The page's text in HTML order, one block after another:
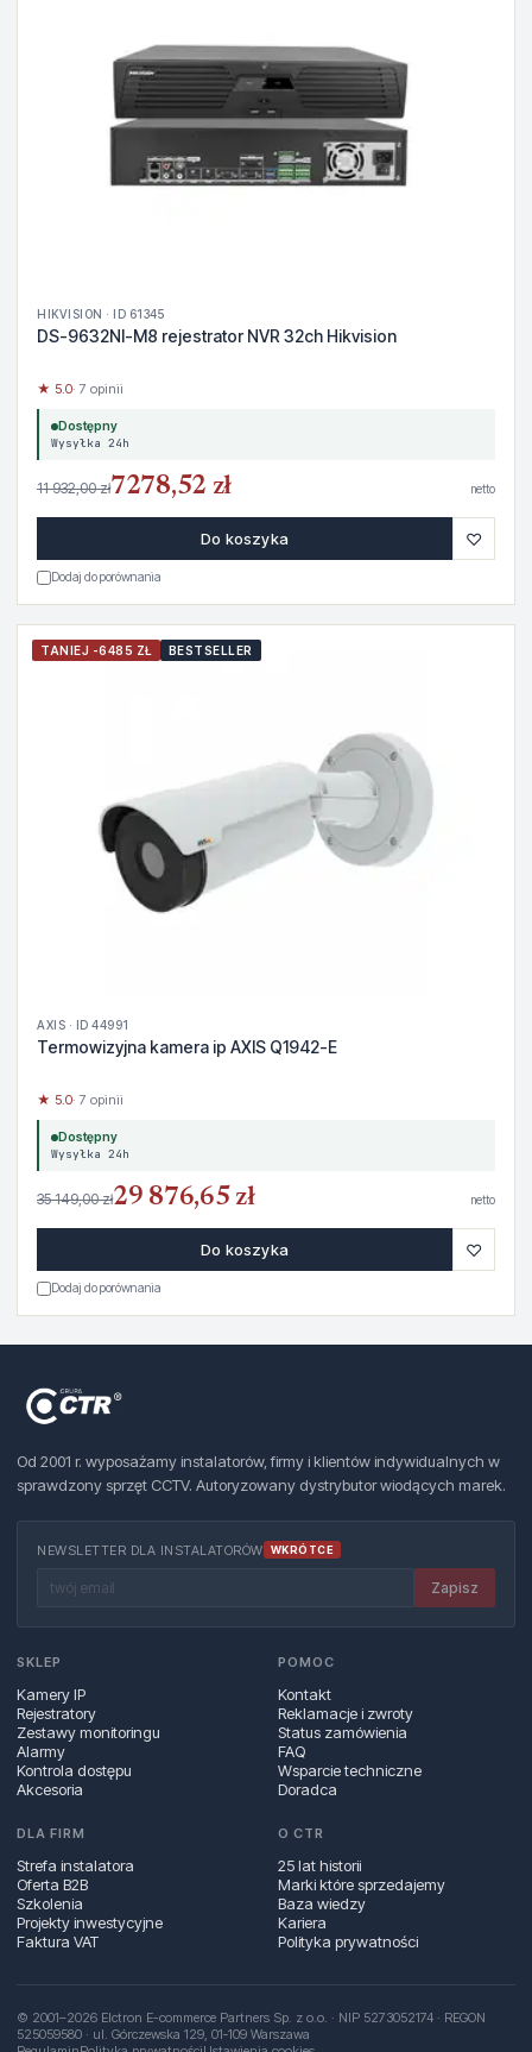
HIKVISION · ID 61345
DS-9632NI-M8 rejestrator NVR 32ch Hikvision
★ 5.0· 7 opinii
Dostępny
Wysyłka 24h
11 932,00 zł7278,52 zł netto
Do koszyka ♡
Dodaj do porównania
TANIEJ -6485 ZŁ BESTSELLER
AXIS · ID 44991
Termowizyjna kamera ip AXIS Q1942-E
★ 5.0· 7 opinii
Dostępny
Wysyłka 24h
35 149,00 zł29 876,65 zł netto
Do koszyka ♡
Dodaj do porównania
Od 2001 r. wyposażamy instalatorów, firmy i klientów indywidualnych w
sprawdzony sprzęt CCTV. Autoryzowany dystrybutor wiodących marek.
NEWSLETTER DLA INSTALATORÓW WKRÓTCE
Zapisz
SKLEP
Kamery IP
Rejestratory
Zestawy monitoringu
Alarmy
Kontrola dostępu
Akcesoria
POMOC
Kontakt
Reklamacje i zwroty
Status zamówienia
FAQ
Wsparcie techniczne
Doradca
DLA FIRM
Strefa instalatora
Oferta B2B
Szkolenia
Projekty inwestycyjne
Faktura VAT
O CTR
25 lat historii
Marki które sprzedajemy
Baza wiedzy
Kariera
Polityka prywatności
© 2001–2026 Elctron E-commerce Partners Sp. z o.o. · NIP 5273052174 · REGON
525059580 · ul. Górczewska 129, 01‑109 Warszawa